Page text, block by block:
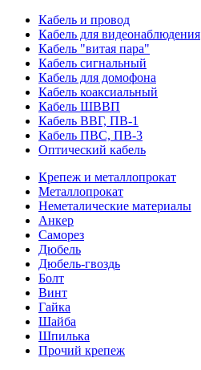
Кабель и провод
Кабель для видеонаблюдения
Кабель "витая пара"
Кабель сигнальный
Кабель для домофона
Кабель коаксиальный
Кабель ШВВП
Кабель ВВГ, ПВ-1
Кабель ПВС, ПВ-3
Оптический кабель
Крепеж и металлопрокат
Металлопрокат
Неметалические материалы
Анкер
Саморез
Дюбель
Дюбель-гвоздь
Болт
Винт
Гайка
Шайба
Шпилька
Прочий крепеж